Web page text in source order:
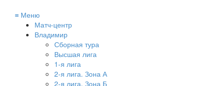
≡ Меню
Матч-центр
Владимир
Сборная тура
Высшая лига
1-я лига
2-я лига. Зона А
2-я лига. Зона Б